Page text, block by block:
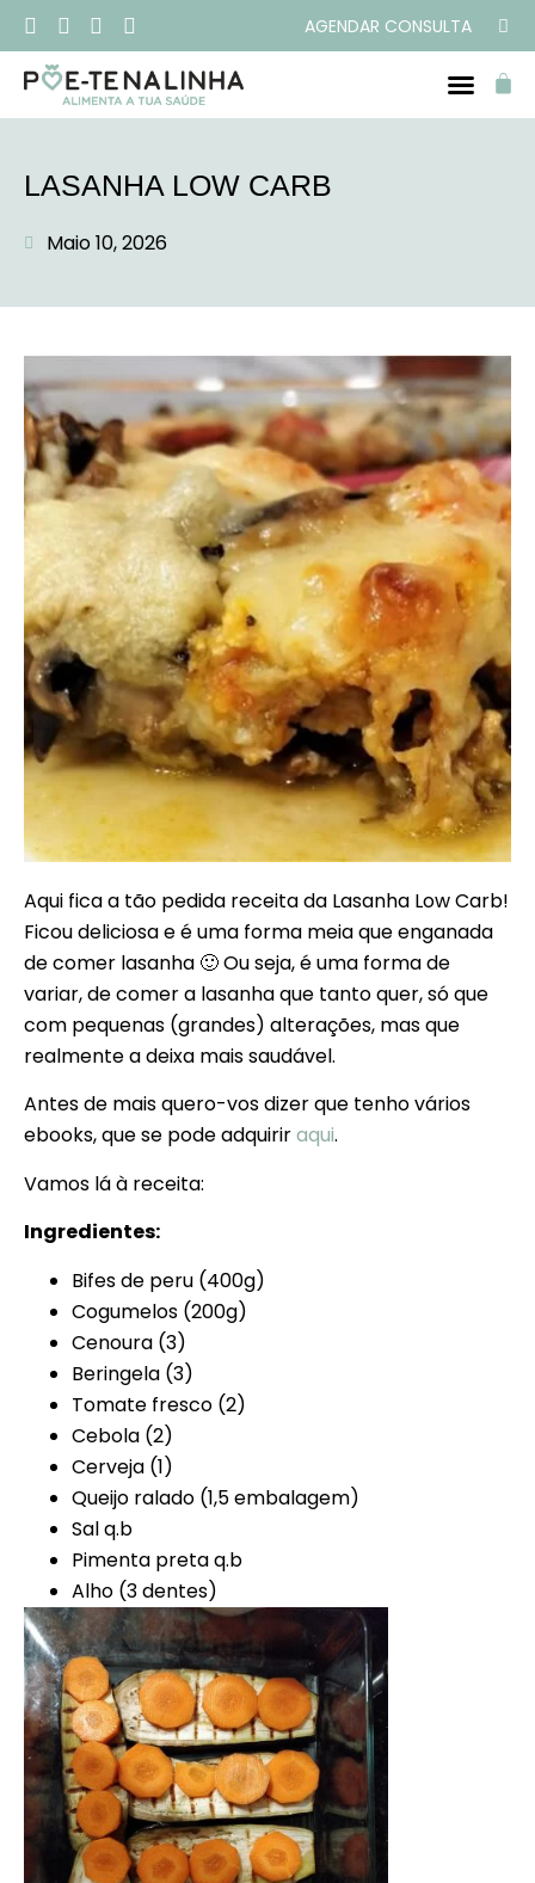
AGENDAR CONSULTA
LASANHA LOW CARB
Maio 10, 2026
Aqui fica a tão pedida receita da Lasanha Low Carb!
Ficou deliciosa e é uma forma meia que enganada
de comer lasanha 🙂 Ou seja, é uma forma de
variar, de comer a lasanha que tanto quer, só que
com pequenas (grandes) alterações, mas que
realmente a deixa mais saudável.
Antes de mais quero-vos dizer que tenho vários
ebooks, que se pode adquiriraqui.
Vamos lá à receita:
Ingredientes:
Bifes de peru (400g)
Cogumelos (200g)
Cenoura (3)
Beringela (3)
Tomate fresco (2)
Cebola (2)
Cerveja (1)
Queijo ralado (1,5 embalagem)
Sal q.b
Pimenta preta q.b
Alho (3 dentes)